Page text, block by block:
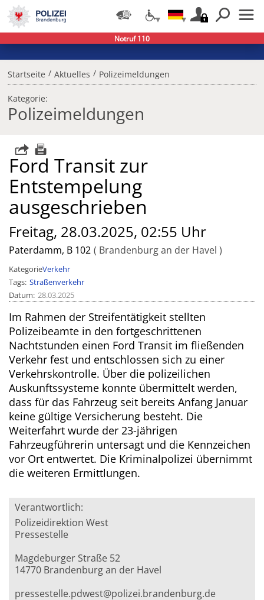
Startseite / Aktuelles / Polizeimeldungen
Kategorie:
Polizeimeldungen
Ford Transit zur
Entstempelung
ausgeschrieben
Freitag, 28.03.2025, 02:55 Uhr
Paterdamm, B 102 Brandenburg an der Havel
KategorieVerkehr
Tags Straßenverkehr
Datum 28.03.2025
Im Rahmen der Streifentätigkeit stellten
Polizeibeamte in den fortgeschrittenen
Nachtstunden einen Ford Transit im fließenden
Verkehr fest und entschlossen sich zu einer
Verkehrskontrolle. Über die polizeilichen
Auskunftssysteme konnte übermittelt werden,
dass für das Fahrzeug seit bereits Anfang Januar
keine gültige Versicherung besteht. Die
Weiterfahrt wurde der 23-jährigen
Fahrzeugführerin untersagt und die Kennzeichen
vor Ort entwertet. Die Kriminalpolizei übernimmt
die weiteren Ermittlungen.
Verantwortlich:
Polizeidirektion West
Pressestelle
Magdeburger Straße 52
14770 Brandenburg an der Havel
pressestelle.pdwest@polizei.brandenburg.de
Notruf 110